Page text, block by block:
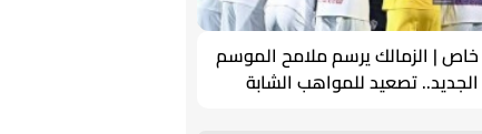
خاص | الزمالك يرسم ملامح الموسم
الجديد.. تصعيد للمواهب الشابة